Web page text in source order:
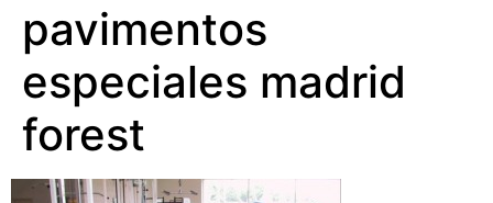
pavimentos
especiales madrid
forest